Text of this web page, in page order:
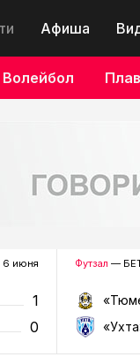
Афиша
Волейбол
6 июня
1
0
Футзал —